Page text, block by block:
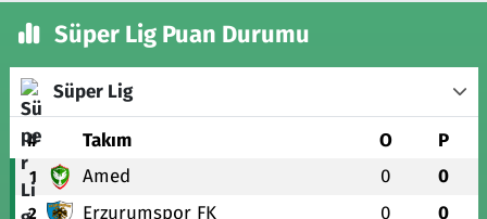
Süper Lig Puan Durumu
Süper Lig
# Takım O P
1 Amed 0 0
2 Erzurumspor FK 0 0